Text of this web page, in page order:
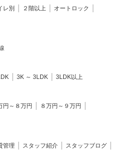
レ別 ２階以上
オートロック
3K ～ 3LDK 3LDK以上
円～８万円
８万円～９万円
管理 スタッフ紹介
スタッフブログ